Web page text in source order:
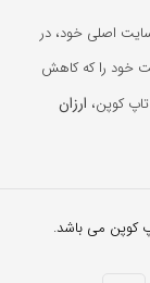
اصلی خود، در
خود را که کاهش
کوپن، ارزان
کوپن می باشد.